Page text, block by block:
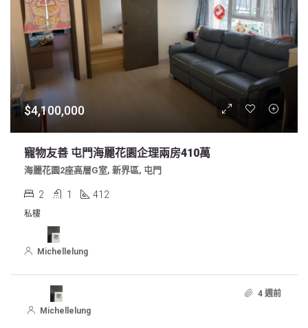
$4,100,000
寵物友善 屯門海麗花園企理兩房410萬
海麗花園2座高層G室, 新界區, 屯門
2 1 412
私樓
Michellelung
Michellelung
4 週前